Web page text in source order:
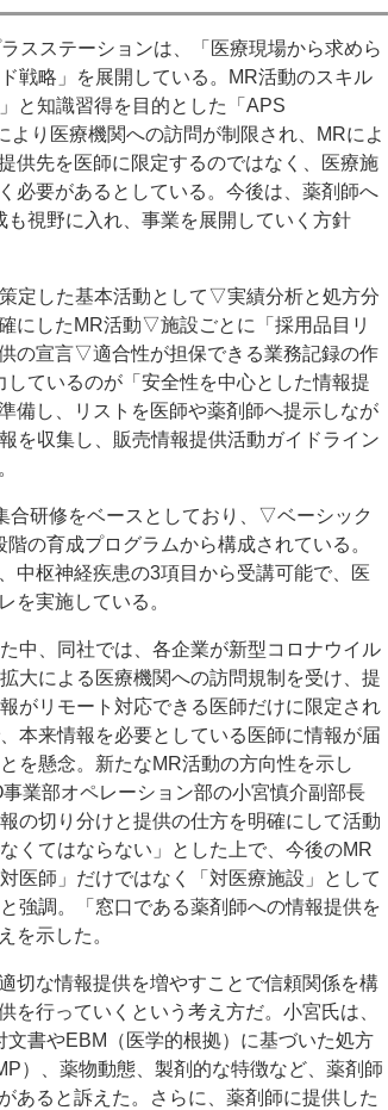
スステーションは、「医療現場から求めら
戦略」を展開している。MR活動のスキル
と知識習得を目的とした「APS
り医療機関への訪問が制限され、MRによ
供先を医師に限定するのではなく、医療施
必要があるとしている。今後は、薬剤師へ
視野に入れ、事業を展開していく方針
定した基本活動として▽実績分析と処方分
したMR活動▽施設ごとに「採用品目リ
の宣言▽適合性が担保できる業務記録の作
ているのが「安全性を中心とした情報提
備し、リストを医師や薬剤師へ提示しなが
を収集し、販売情報提供活動ガイドライン
研修をベースとしており、▽ベーシック
育成プログラムから構成されている。
中枢神経疾患の3項目から受講可能で、医
を実施している。
中、同社では、各企業が新型コロナウイル
大による医療機関への訪問規制を受け、提
がリモート対応できる医師だけに限定され
本来情報を必要としている医師に情報が届
を懸念。新たなMR活動の方向性を示し
業部オペレーション部の小宮慎介副部長
の切り分けと提供の仕方を明確にして活動
くてはならない」とした上で、今後のMR
医師」だけではなく「対医療施設」として
強調。「窓口である薬剤師への情報提供を
を示した。
切な情報提供を増やすことで信頼関係を構
行っていくという考え方だ。小宮氏は、
書やEBM（医学的根拠）に基づいた処方
）、薬物動態、製剤的な特徴など、薬剤師
あると訴えた。さらに、薬剤師に提供した